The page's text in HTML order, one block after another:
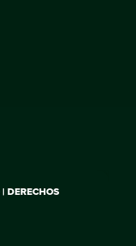
DERECHOS